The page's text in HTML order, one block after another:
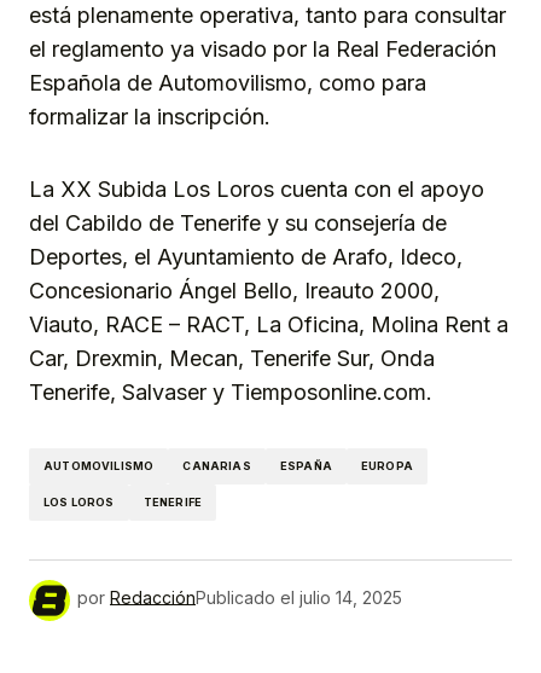
está plenamente operativa, tanto para consultar
el reglamento ya visado por la Real Federación
Española de Automovilismo, como para
formalizar la inscripción.
La XX Subida Los Loros cuenta con el apoyo
del Cabildo de Tenerife y su consejería de
Deportes, el Ayuntamiento de Arafo, Ideco,
Concesionario Ángel Bello, Ireauto 2000,
Viauto, RACE – RACT, La Oficina, Molina Rent a
Car, Drexmin, Mecan, Tenerife Sur, Onda
Tenerife, Salvaser y Tiemposonline.com.
AUTOMOVILISMO CANARIAS ESPAÑA EUROPA
LOS LOROS TENERIFE
por RedacciónPublicado el julio 14, 2025